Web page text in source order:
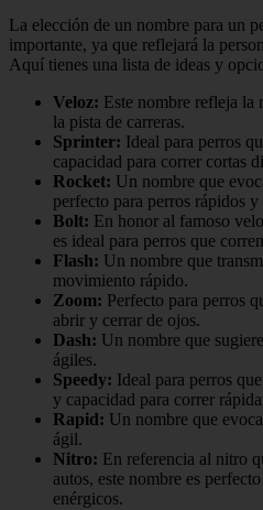
La elección de un nombre para un
importante, ya que reflejará la
Aquí tienes una lista de ideas y
Veloz: Este nombre refleja la
la pista de carreras.
Sprinter: Ideal para perros
capacidad para correr cortas
Rocket: Un nombre que
perfecto para perros rápidos y
Bolt: En honor al famoso
es ideal para perros que
Flash: Un nombre que
movimiento rápido.
Zoom: Perfecto para perros
abrir y cerrar de ojos.
Dash: Un nombre que
ágiles.
Speedy: Ideal para perros
y capacidad para correr
Rapid: Un nombre que
ágil.
Nitro: En referencia al nitro
autos, este nombre es
enérgicos.